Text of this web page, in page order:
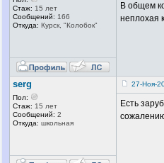
Стаж: 15 лет
Сообщений: 166
Откуда: Курск, "Колобок"
В общем
неплохая
serg
Пол:
Стаж: 15 лет
Сообщений: 2
Откуда: школьная
27-Ноя-
Есть